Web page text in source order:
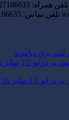
تلفن همراه: 09027186633
تلفن تماس: 09027186633
لنت برق دیاموند